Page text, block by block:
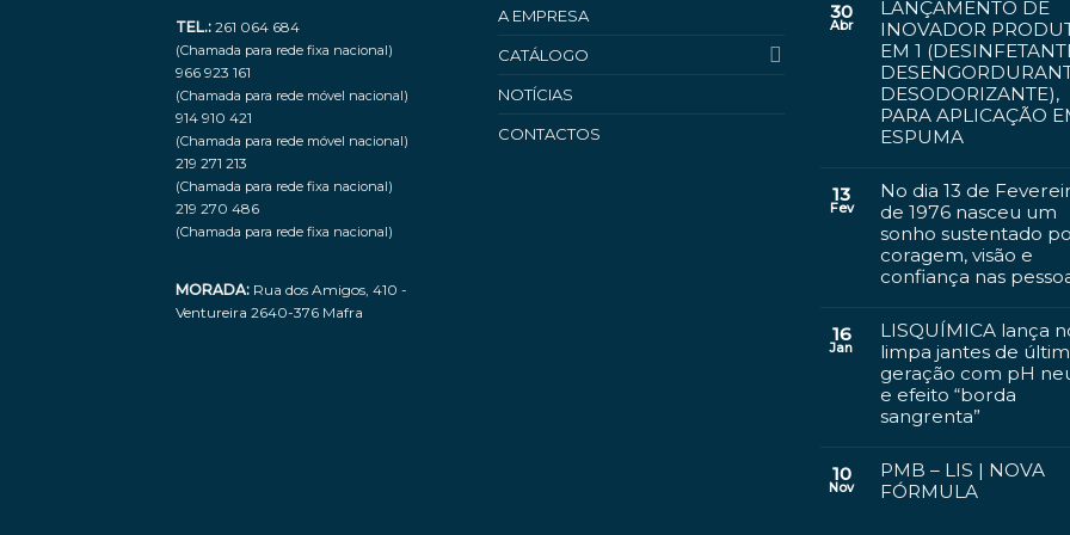
TEL.: 261 064 684
(Chamada para rede fixa nacional)
966 923 161
(Chamada para rede móvel nacional)
914 910 421
(Chamada para rede móvel nacional)
219 271 213
(Chamada para rede fixa nacional)
219 270 486
(Chamada para rede fixa nacional)
MORADA: Rua dos Amigos, 410 -
Ventureira 2640-376 Mafra
A EMPRESA
CATÁLOGO
NOTÍCIAS
CONTACTOS
30
Abr
LANÇAMENTO DE
INOVADOR
EM 1
DESODORIZANTE),
PARA APLICAÇÃO
ESPUMA
13
Fev
No dia 13 de
de 1976 nasceu um
sonho sustentado
coragem, visão e
confiança nas
16
Jan
LISQUÍMICA lança
limpa jantes de
geração com pH
e efeito “borda
sangrenta”
10
Nov
PMB – LIS | NOVA
FÓRMULA